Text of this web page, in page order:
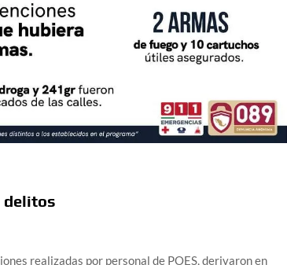
delitos
realizadas por personal de POES, derivaron en